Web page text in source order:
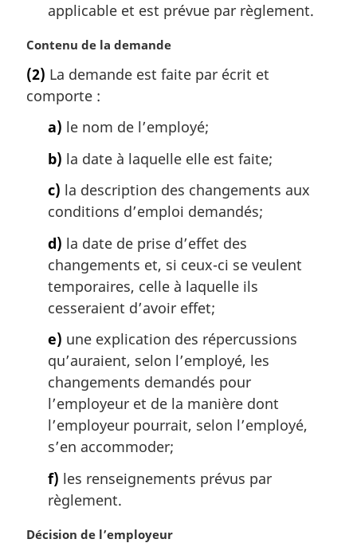
applicable et est prévue par règlement.
N
t
e
Contenu de la demande
(2) La demande est faite par écrit et
comporte :
a) le nom de l’employé;
b) la date à laquelle elle est faite;
c) la description des changements aux
conditions d’emploi demandés;
d) la date de prise d’effet des
changements et, si ceux-ci se veulent
temporaires, celle à laquelle ils
cesseraient d’avoir effet;
e) une explication des répercussions
qu’auraient, selon l’employé, les
changements demandés pour
l’employeur et de la manière dont
l’employeur pourrait, selon l’employé,
s’en accommoder;
f) les renseignements prévus par
règlement.
N
Décision de l’employeur